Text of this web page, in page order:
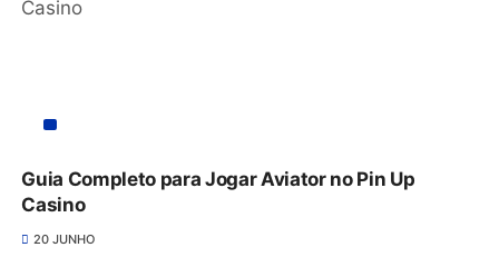
Guia Completo para Jogar Aviator no Pin Up
Casino
20 JUNHO